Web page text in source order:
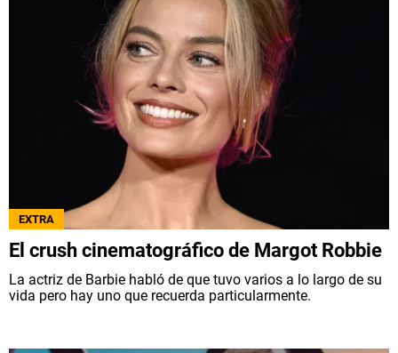
EXTRA
El crush cinematográfico de Margot Robbie
La actriz de Barbie habló de que tuvo varios a lo largo de su
vida pero hay uno que recuerda particularmente.